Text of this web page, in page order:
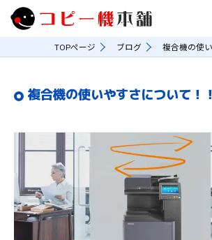
TOPページ ブログ 複合機の使
複合機の使いやすさについて！